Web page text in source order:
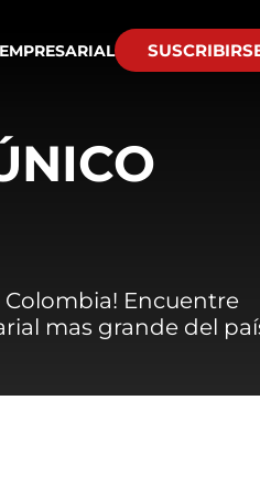
Colombia! Encuentre
mas grande del